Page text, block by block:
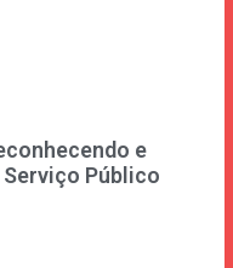
e
Público